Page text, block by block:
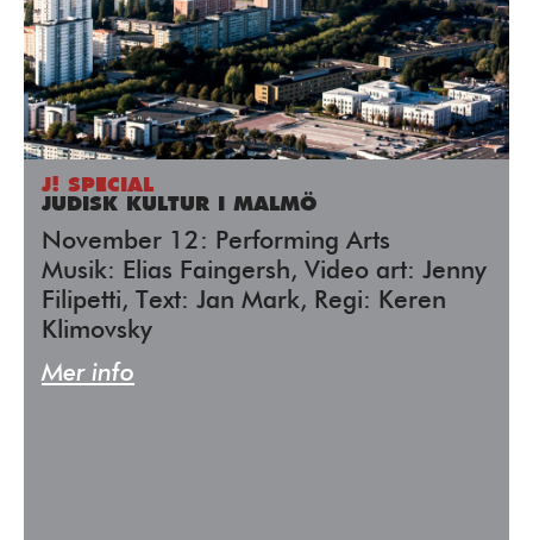
J! SPECIAL
JUDISK KULTUR I MALMÖ
November 12: Performing Arts
Musik: Elias Faingersh, Video art: Jenny
Filipetti, Text: Jan Mark, Regi: Keren
Klimovsky
Mer info